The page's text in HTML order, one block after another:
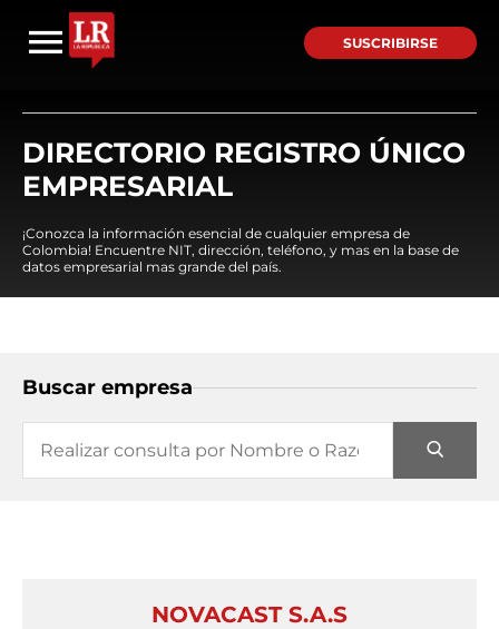
SUSCRIBIRSE
DIRECTORIO REGISTRO ÚNICO
EMPRESARIAL
¡Conozca la información esencial de cualquier empresa de
Colombia! Encuentre NIT, dirección, teléfono, y mas en la base de
datos empresarial mas grande del país.
Buscar empresa
NOVACAST S.A.S